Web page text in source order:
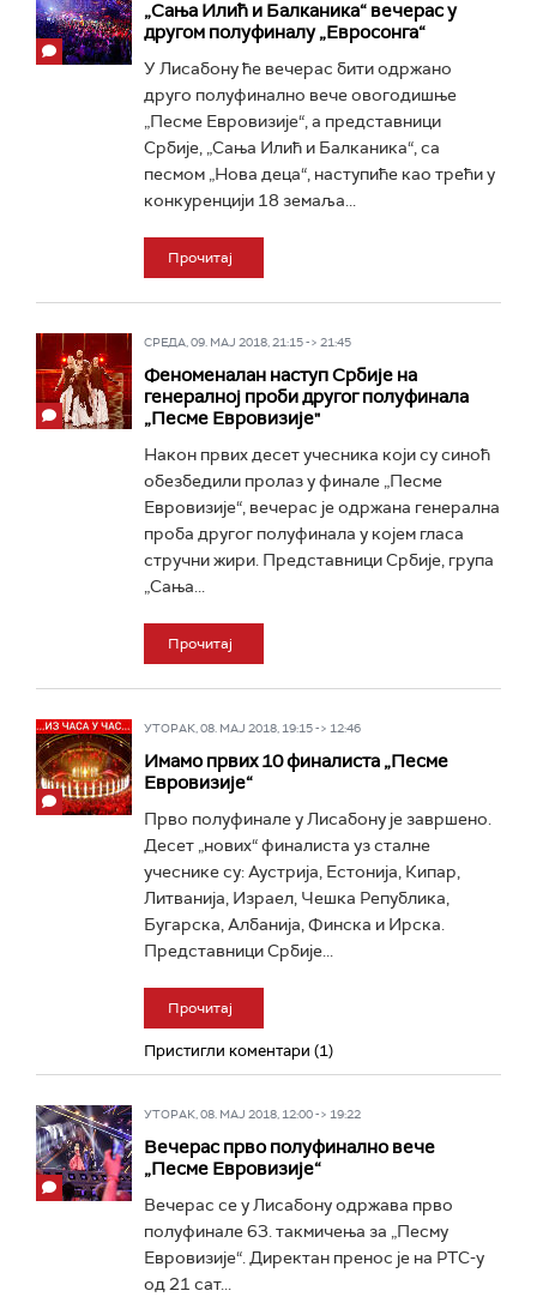
„Сања Илић и Балканика“ вечерас у
другом полуфиналу „Евросонга“
У Лисабону ће вечерас бити одржано
друго полуфинално вече овогодишње
„Песме Евровизије“, а представници
Србије, „Сања Илић и Балканика“, са
песмом „Нова деца“, наступиће као трећи у
конкуренцији 18 земаља...
Прочитај
СРЕДА, 09. МАЈ 2018, 21:15 -> 21:45
Феноменалан наступ Србије на
генералној проби другог полуфинала
„Песме Евровизије"
Након првих десет учесника који су синоћ
обезбедили пролаз у финале „Песме
Евровизије“, вечерас је одржана генерална
проба другог полуфинала у којем гласа
стручни жири. Представници Србије, група
„Сања...
Прочитај
УТОРАК, 08. МАЈ 2018, 19:15 -> 12:46
Имамо првих 10 финалиста „Песме
Евровизије“
Прво полуфинале у Лисабону је завршено.
Десет „нових“ финалиста уз сталне
учеснике су: Аустрија, Естонија, Кипар,
Литванија, Израел, Чешка Република,
Бугарска, Албанија, Финска и Ирска.
Представници Србије...
Прочитај
Пристигли коментари (1)
УТОРАК, 08. МАЈ 2018, 12:00 -> 19:22
Вечерас прво полуфинално вече
„Песме Евровизије“
Вечерас се у Лисабону одржава прво
полуфинале 63. такмичења за „Песму
Евровизије“. Директан пренос је на РТС-у
од 21 сат...